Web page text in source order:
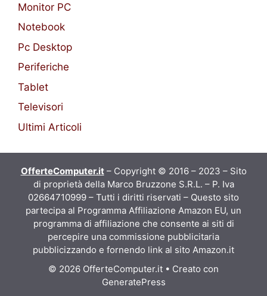
Monitor PC
Notebook
Pc Desktop
Periferiche
Tablet
Televisori
Ultimi Articoli
OfferteComputer.it– Copyright © 2016 – 2023 – Sito
di proprietà della Marco Bruzzone S.R.L. – P. Iva
02664710999 – Tutti i diritti riservati – Questo sito
partecipa al Programma Affiliazione Amazon EU, un
programma di affiliazione che consente ai siti di
percepire una commissione pubblicitaria
pubblicizzando e fornendo link al sito Amazon.it
© 2026 OfferteComputer.it • Creato con
GeneratePress